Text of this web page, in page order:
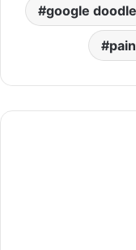
google doodle